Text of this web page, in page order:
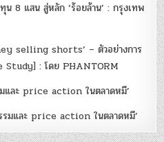
น 8 แสน สู่หลัก ‘ร้อยล้าน’ : กรุงเทพ
selling shorts’ – ตัวอย่างการ
: โดย PHANTORM
และ price action ในตลาดหมี’
รมและ price action ในตลาดหมี’